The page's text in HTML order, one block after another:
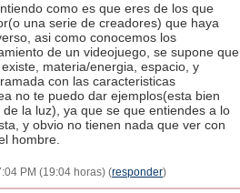
como es que eres de los que
una serie de creadores) que haya
asi como conocemos los
de un videojuego, se supone que
materia/energia, espacio, y
con las caracteristicas
no te puedo dar ejemplos(esta bien
la luz), ya que se que entiendes a lo
y obvio no tienen nada que ver con
hombre.
PM (19:04 horas) (responder)